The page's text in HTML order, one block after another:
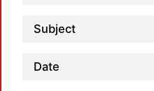
Subject
Date